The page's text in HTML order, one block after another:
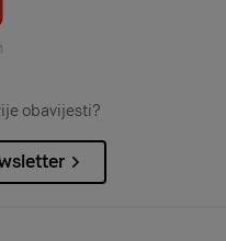
obavijesti?